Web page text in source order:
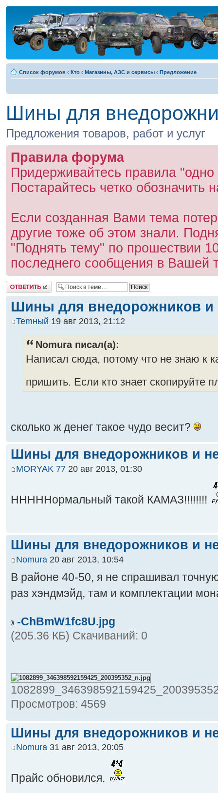
Список форумов ‹ Кто ‹ Магазины, АЗС и сервисы ‹ Предложение
Шины для
Предложения товаров, работ и услуг
Правила форума
Придерживайтесь правила
Постарайтесь четко обозначить
Если созданная Вами тема
другие тоже об этом знали.
"Поднять тему" по прошествии
последнего сообщения в Вашей
Ответить
Шины для внедорожников и
Temный 19 авг 2013, 21:12
Nomura писал(а):
Написал сюда, потому что не знаю к
пришить. Если кто знает скопируйте
сколько ж денег такое чудо весит?
Шины для внедорожников и
MORYAK 77 20 авг 2013, 01:30
НННННормальный такой КАМАЗ!!!!!!!!
Шины для внедорожников и
Nomura 20 авг 2013, 10:54
В районе 40-50, я не спрашивал
раз хэндмэйд, там и комплектации
-ChBmW1fc8U.jpg
(205.36 КБ) Скачиваний: 0
Просмотров: 4569
Шины для внедорожников и
Nomura 31 авг 2013, 20:05
Прайс обновился.